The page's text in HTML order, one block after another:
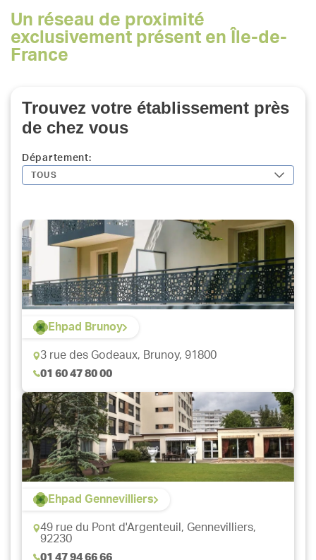
Un réseau de proximité
exclusivement présent en Île-de-
France
Trouvez votre établissement près
de chez vous
Département:
TOUS
Ehpad Brunoy
3 rue des Godeaux, Brunoy, 91800
01 60 47 80 00
Ehpad Gennevilliers
49 rue du Pont d'Argenteuil, Gennevilliers,
92230
01 47 94 66 66